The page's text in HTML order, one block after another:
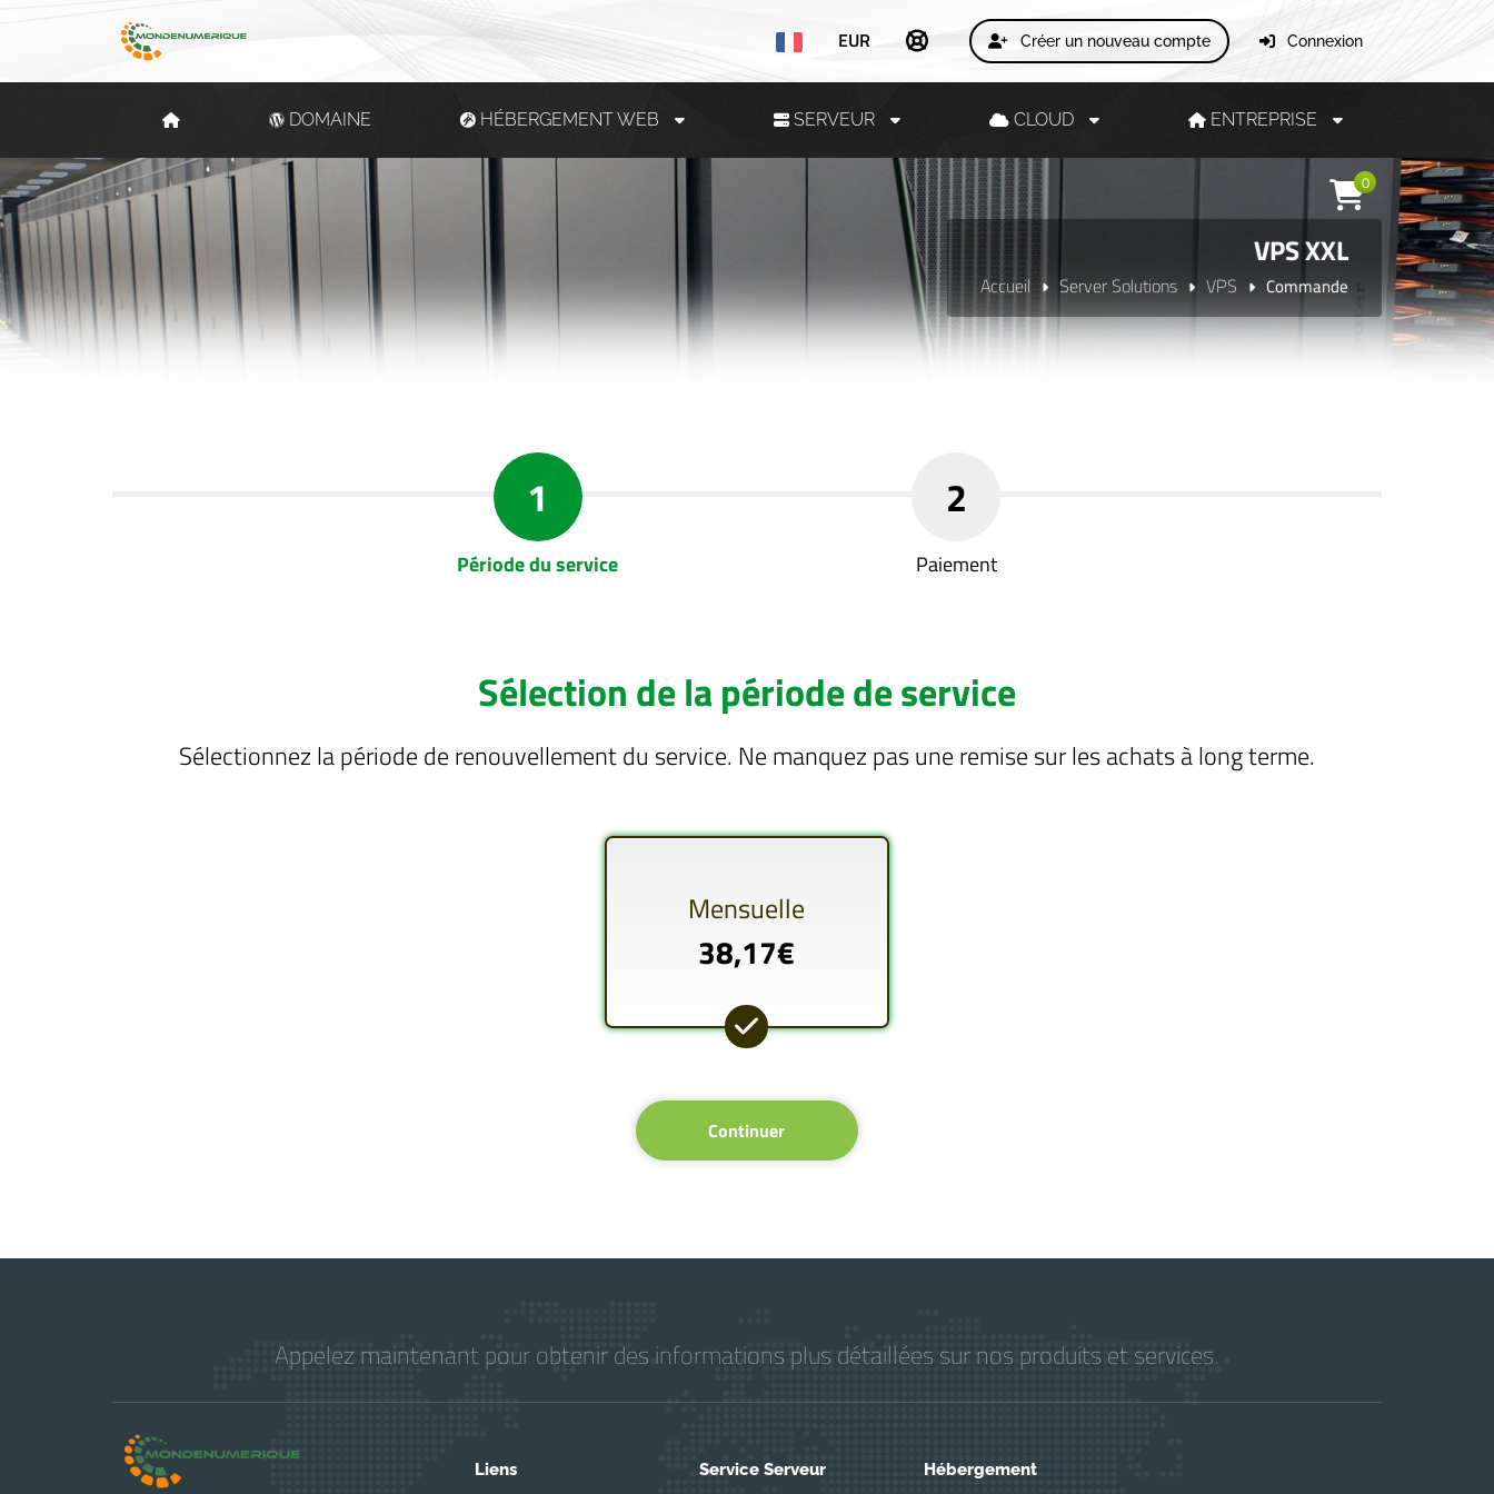
Connexion
Créer un nouveau compte
EUR
DOMAINE HÉBERGEMENT WEB SERVEUR CLOUD ENTREPRISE
0
VPS XXL
Accueil Server Solutions VPS Commande
1
Période du service
2
Paiement
Sélection de la période de service
Sélectionnez la période de renouvellement du service. Ne manquez pas une remise sur les achats à long terme.
Mensuelle
38,17€
Continuer
Appelez maintenant pour obtenir des informations plus détaillées sur nos produits et services.
Liens Service Serveur Hébergement